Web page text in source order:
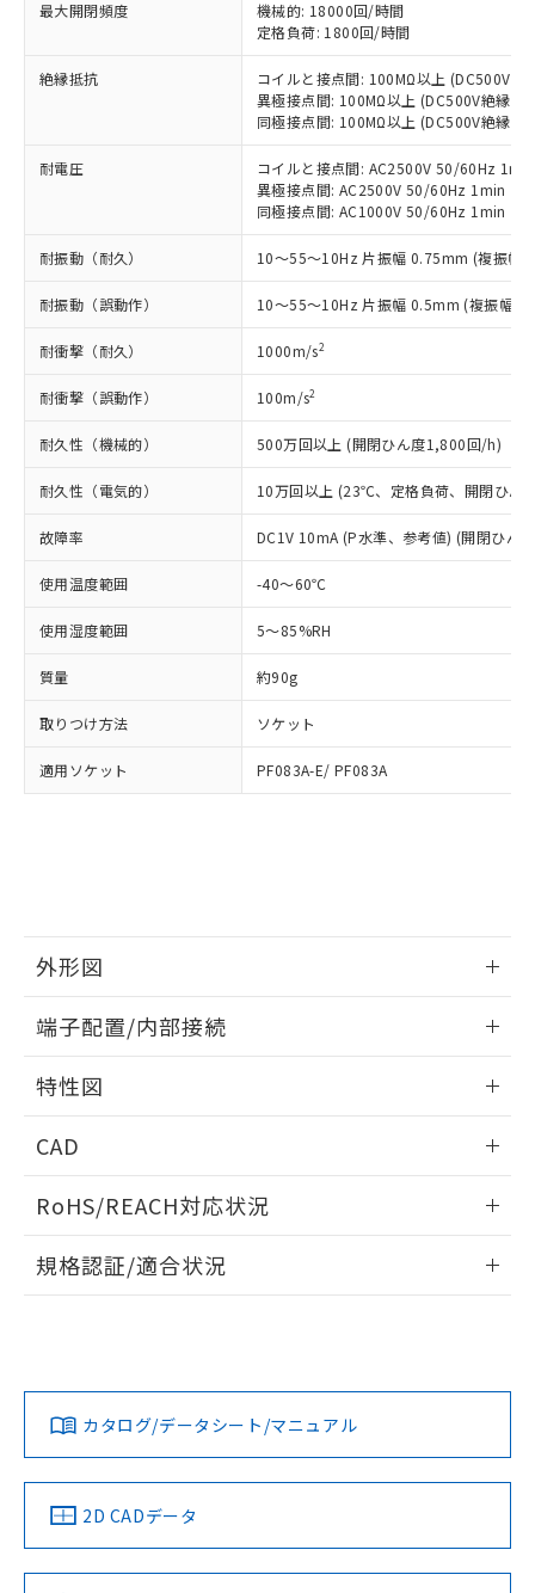
最大開閉頻度
機械的: 18000回/時間
定格負荷: 1800回/時間
絶縁抵抗
コイルと接点間: 100MΩ以上 (DC500V絶
異極接点間: 100MΩ以上 (DC500V絶縁抵
同極接点間: 100MΩ以上 (DC500V絶縁抵
耐電圧
コイルと接点間: AC2500V 50/60Hz 1min
異極接点間: AC2500V 50/60Hz 1min
同極接点間: AC1000V 50/60Hz 1min
耐振動（耐久） 10～55～10Hz 片振幅 0.75mm (複振幅
耐振動（誤動作） 10～55～10Hz 片振幅 0.5mm (複振幅
耐衝撃（耐久） 1000m/s2
耐衝撃（誤動作） 100m/s2
耐久性（機械的） 500万回以上 (開閉ひん度1,800回/h)
耐久性（電気的） 10万回以上 (23℃、定格負荷、開閉ひん
故障率 DC1V 10mA (P水準、参考値) (開閉ひん
使用温度範囲 -40～60℃
使用湿度範囲 5～85%RH
質量 約90g
取りつけ方法 ソケット
適用ソケット PF083A-E/ PF083A
外形図
外形図
端子配置/内部接続
端子配置/内部接続
特性図
開閉容量
CAD
ドすることができます。
ログイン/会員登録
ダウンロードデータをご利用いただく前に、以下を必ずお読
みください。
ソフトウェアの使用条件
RoHS/REACH対応状況
EU RoHS 注意事項・凡例
対応済み
中国 RoHS 注意事項・凡例
規格認証/適合状況
LR型式承認
（イギリス
船舶規格）
DNV型式承認
（ノルウェー
BV型式承認
（フランス
KR型式
（韓国
No No No No
カタログ/データシート/マニュアル
2D CADデータ
当社制御機器事業取扱商品の中には、
本サービスの対象外となる商品もある
ことをご了承ください。
在庫状況および標準価格照会結果は、
記載している更新日時点での社内デー
タに基づき作成されるものであり、閲
覧された時点での実際の在庫および標
準価格とは異なる場合があることをご
了承ください。
正式な納期状況および標準価格はお客
様のお取引先、またはお客様担当のオ
ムロン制御機器販売店・当社販売員に
ご相談ください。
オムロン制御機器販売店や当社販売拠
販売ネットワーク
」をご確認
ください。
在庫状況および標準価格結果を当社の
事前の承諾なく第三者に漏洩または開
示しないようお願いします。
マイパーツ機能（部品リスト作成サー
メンバーズにご登録されている必要が
登録された部品リストについて、当社
および当社の共同利用者が、当社の製
品・サービスに関するお客様との取
引・商談に必要な範囲で利用すること
をご了承ください。
※当社の共同利用者とは、"個人情報
の共同利用に関して"
の「1.共同利
用者の範囲」に記載されている法人を
害物質有無と関係のない商品です。
仕入先様の事情により、非含有部品として
いたものが、含有品と判明した場合などや
むを得ず変更することがあります。
*EU RoHS指令（10物質）：
ミウム(Cd) 100ppm以下、
六価クロム(Cr(Ⅵ)) 1000ppm以下、ポリ臭化ビフェニル
類(PBB) 1000ppm以下、ポリ臭化ジフェニルエーテル類
(PBDE) 1000ppm以下、フタル酸ビス(2-エチルヘキシ
ルベンジル（BBP） 1000ppm以下、フタル酸ジブチル
（DBP） 1000ppm以下、フタル酸ジイソブチル
(DIBP) 1000ppm以下
但し、RoHS指令で産業用監視および制御機器に対する
フタル酸エステル類の４物質については閾値を超える意
※2 対応予定月
部品在庫の切り替え状況などにより、予定
月が前後することがあります。
※3 非含有証明書ダウンロード
51物質の非含有証明書（当社基準）
※本証明書は発行日時点で非含有を証明す
欄に対応日を記載しておりました。
既に当社にて対応品への在庫切替を完了
していることから、特段のことがない限
り、2022年1月12日より割愛しておりま
す。
基準値以下であることを示します。
「×」：最大均質材料含有率が中国RoHSの
基準値を超えていることを示します。
「－」：未確認です。当社販売部門へお問
Pb(鉛) :1000ppm、 Hg(水銀) : 1000ppm、 Cd(カドミウ
Cr(Ⅵ)(六価クロム) : 1000ppm、 PBBs(ポリ臭化ビフェ
DBP(フタル酸ジブチル) : 1000ppm、 DIBP(フタル酸ジ
イソブチル) : 1000ppm、 BBP(フタル酸ブチルベンジ
ル) : 1000ppm、
DEHP(フタル酸ビス(2-エチルヘキシル)) : 1000ppm
※2 環境保護使用期限
「ｅ」：有害物質（10物質）のすべてが基
準値以下であることを示します。
「10」：通常の使用状況下において有害物
質が外部に漏えいし、環境に深刻な影響を
及ぼさない年数を意味します。
「－」：未確認です。当社販売部門へお問
い合わせください。
為替および外国貿易法に定める商品
（以下｢規制貨物等」という）を輸出
または国外への提供する場合は、日本
国政府の輸出許可(または役務取引許
可)を取得するなどの必要な手続きを
当社は規制貨物を破棄する場合は、完
全に破砕するなど、違法に輸出されな
当社は貴社製品を、核兵器、ミサイ
ル、化学兵器、生物兵器またはその他
武器並びにこれらの製造装置等に一切
使用いたしません。
当社は、貴社製品を第三者に販売する
場合は、上記1、2および3の内容を当
該第三者に通知します。また当社は、
販売先および販売に係わる関係者が違
法に輸出するおそれがある場合は、取
り引きをいたしません。
一定数以上の在庫あり
一定数には満たないが在庫あり
－
在庫なし(最新の在庫状況につ
いては、お客様のお取引先、ま
たはお客様担当のオムロン制御
機器販売店・当社販売員にご確
認ください)
空
受注生産機種、また在庫状況の
情報を公開していない機種